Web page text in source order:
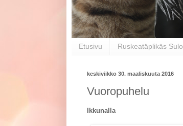
Etusivu Ruskeatäplikäs Sulo
keskiviikko 30. maaliskuuta 2016
Vuoropuhelu
Ikkunalla